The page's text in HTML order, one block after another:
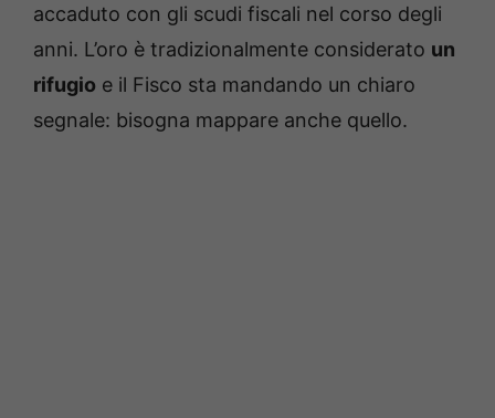
accaduto con gli scudi fiscali nel corso degli
anni. L’oro è tradizionalmente considerato un
rifugio e il Fisco sta mandando un chiaro
segnale: bisogna mappare anche quello.